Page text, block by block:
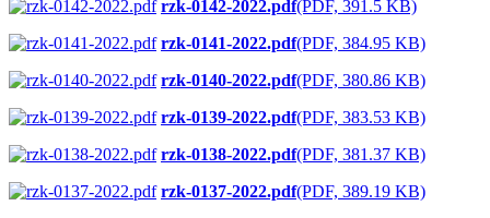
rzk-0142-2022.pdf(PDF, 391.5 KB)
rzk-0141-2022.pdf(PDF, 384.95 KB)
rzk-0140-2022.pdf(PDF, 380.86 KB)
rzk-0139-2022.pdf(PDF, 383.53 KB)
rzk-0138-2022.pdf(PDF, 381.37 KB)
rzk-0137-2022.pdf(PDF, 389.19 KB)